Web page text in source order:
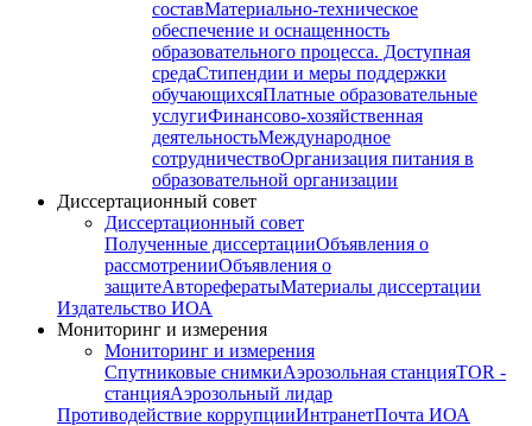
составМатериально-техническое
обеспечение и оснащенность
образовательного процесса. Доступная
средаСтипендии и меры поддержки
обучающихсяПлатные образовательные
услугиФинансово-хозяйственная
деятельностьМеждународное
сотрудничествоОрганизация питания в
образовательной организации
Диссертационный совет
Диссертационный совет
Полученные диссертацииОбъявления о
рассмотренииОбъявления о
защитеАвторефератыМатериалы диссертации
Издательство ИОА
Мониторинг и измерения
Мониторинг и измерения
Спутниковые снимкиАэрозольная станцияTOR -
станцияАэрозольный лидар
Противодействие коррупцииИнтранетПочта ИОА